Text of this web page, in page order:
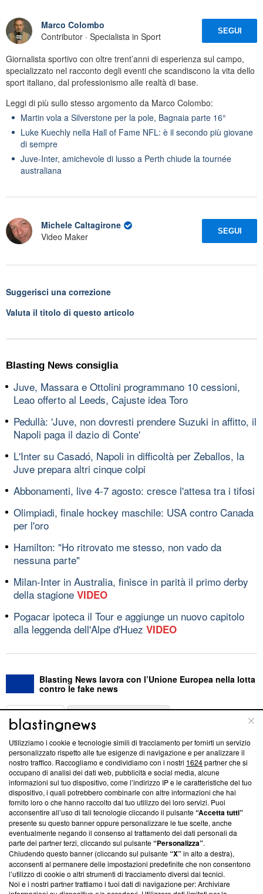
Marco Colombo
Contributor · Specialista in Sport
SEGUI
Giornalista sportivo con oltre trent’anni di esperienza sul campo,
specializzato nel racconto degli eventi che scandiscono la vita dello
sport italiano, dal professionismo alle realtà di base.
Leggi di più sullo stesso argomento da Marco Colombo:
Martin vola a Silverstone per la pole, Bagnaia parte 16°
Luke Kuechly nella Hall of Fame NFL: è il secondo più giovane
di sempre
Juve-Inter, amichevole di lusso a Perth chiude la tournée
australiana
Michele Caltagirone
Video Maker
SEGUI
Suggerisci una correzione
Valuta il titolo di questo articolo
Blasting News consiglia
Juve, Massara e Ottolini programmano 10 cessioni,
Leao offerto al Leeds, Cajuste idea Toro
Pedullà: 'Juve, non dovresti prendere Suzuki in affitto, il
Napoli paga il dazio di Conte'
L'Inter su Casadó, Napoli in difficoltà per Zeballos, la
Juve prepara altri cinque colpi
Abbonamenti, live 4-7 agosto: cresce l'attesa tra i tifosi
Olimpiadi, finale hockey maschile: USA contro Canada
per l'oro
Hamilton: "Ho ritrovato me stesso, non vado da
nessuna parte"
Milan-Inter in Australia, finisce in parità il primo derby
della stagione VIDEO
Pogacar ipoteca il Tour e aggiunge un nuovo capitolo
alla leggenda dell'Alpe d'Huez VIDEO
Blasting News lavora con l’Unione Europea nella lotta
contro le fake news
ABOUT
Questa sezione offre informazioni trasparenti su Blasting
News, sui nostri processi editoriali e su come ci impegniamo a
creare news di qualità. Inoltre, afferma la nostra aderenza a
‘Trust Project - News with Integrity’Blasting News non è
ancora membro del programma, ma ha richiesto di farne
parte; Trust Project non ha ancora effettuato una verifica di
conformità agli standard.
Su di noi
Team editoriale
Corporate
Utilizziamo i cookie e tecnologie simili di tracciamento per fornirti un servizio
personalizzato rispetto alle tue esigenze di navigazione e per analizzare il
nostro traffico. Raccogliamo e condividiamo con i nostri 1624partner che si
occupano di analisi dei dati web, pubblicità e social media, alcune
informazioni sul tuo dispositivo, come l’indirizzo IP e le caratteristiche del tuo
dispositivo, i quali potrebbero combinarle con altre informazioni che hai
fornito loro o che hanno raccolto dal tuo utilizzo dei loro servizi. Puoi
acconsentire all’uso di tali tecnologie cliccando il pulsante“Accetta tutti”
presente su questo banner oppure personalizzare le tue scelte, anche
eventualmente negando il consenso al trattamento dei dati personali da
parte dei partner terzi, cliccando sul pulsante“Personalizza”.
Chiudendo questo banner (cliccando sul pulsante“X”in alto a destra),
acconsenti al permanere delle impostazioni predefinite che non consentono
l’utilizzo di cookie o altri strumenti di tracciamento diversi dai tecnici.
Noi e i nostri partner trattiamo i tuoi dati di navigazione per: Archiviare